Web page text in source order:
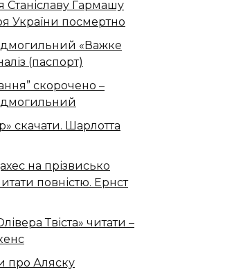
Станіславу Гармашу
України посмертно
«Важке
(паспорт)
скорочено –
скачати. Шарлотта
на прізвисько
повністю. Ернст
Твіста» читати –
про Аляску